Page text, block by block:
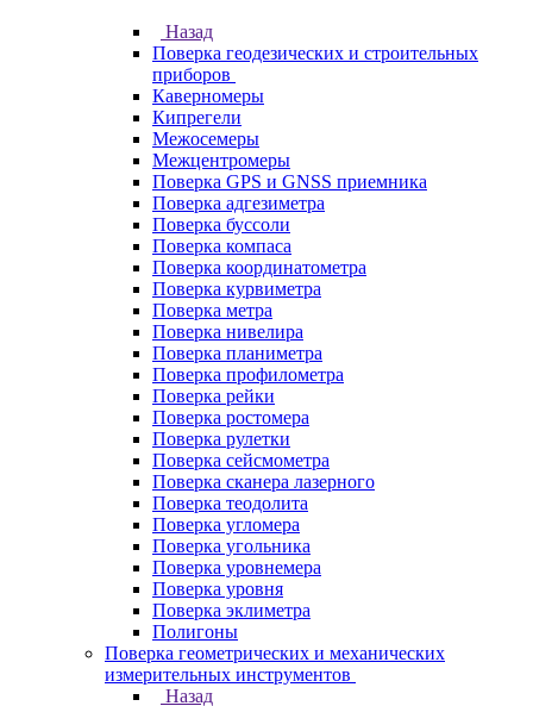
Назад
Поверка геодезических и строительных
приборов
Каверномеры
Кипрегели
Межосемеры
Межцентромеры
Поверка GPS и GNSS приемника
Поверка адгезиметра
Поверка буссоли
Поверка компаса
Поверка координатометра
Поверка курвиметра
Поверка метра
Поверка нивелира
Поверка планиметра
Поверка профилометра
Поверка рейки
Поверка ростомера
Поверка рулетки
Поверка сейсмометра
Поверка сканера лазерного
Поверка теодолита
Поверка угломера
Поверка угольника
Поверка уровнемера
Поверка уровня
Поверка эклиметра
Полигоны
Поверка геометрических и механических
измерительных инструментов
Назад